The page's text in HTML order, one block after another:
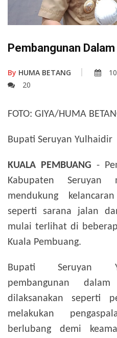
Pembangunan
By HUMA BETANG
20
FOTO: GIYA/HUMA
Bupati Seruyan Yulhaidir
KUALA PEMBUANG -
Kabupaten
mendukung
seperti sarana jalan
mulai terlihat di
Kuala Pembuang.
Bupati Seruyan
pembangunan
dilaksanakan seperti
melakukan
berlubang demi